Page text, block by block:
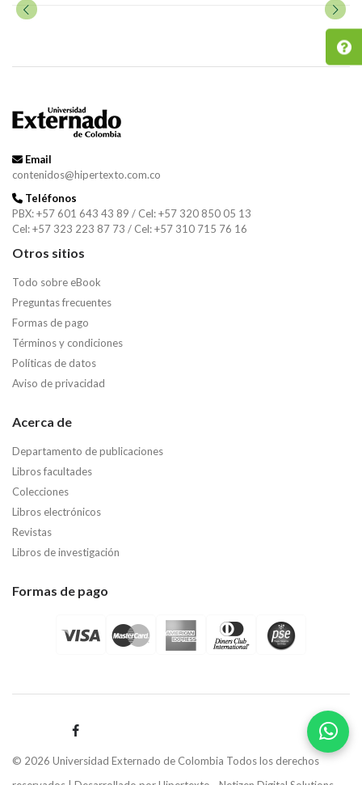
Email
contenidos@hipertexto.com.co
Teléfonos
PBX: +57 601 643 43 89 / Cel: +57 320 850 05 13
Cel: +57 323 223 87 73 / Cel: +57 310 715 76 16
Otros sitios
Todo sobre eBook
Preguntas frecuentes
Formas de pago
Términos y condiciones
Políticas de datos
Aviso de privacidad
Acerca de
Departamento de publicaciones
Libros facultades
Colecciones
Libros electrónicos
Revistas
Libros de investigación
Formas de pago
© 2026 Universidad Externado de Colombia Todos los derechos